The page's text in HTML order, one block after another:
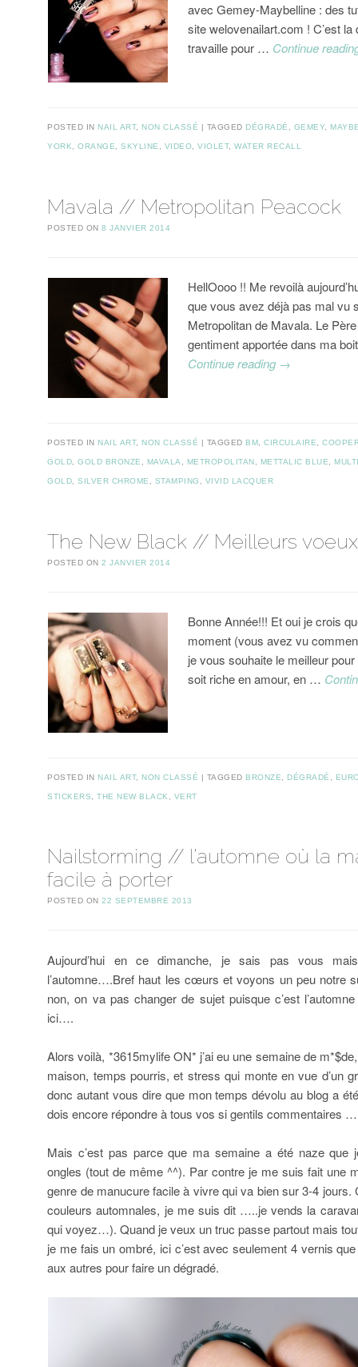
avec Gemey-Maybelline : des
site welovenailart.com ! C’est
travaille pour … Continue
POSTED IN NAIL ART, NON CLASSÉ TAGGED DÉGRADÉ , GEMEY,
YORK,ORANGE,SKYLINE , VIDEO,VIOLET,WATER RECALL
Mavala // Metropolitan Peacock
POSTED ON8 JANVIER 2014
HellOooo !! Me revoilà
que vous avez déjà pas mal vu
Metropolitan de Mavala. Le
gentiment apportée dans ma
Continue reading →
POSTED IN NAIL ART, NON CLASSÉ TAGGED BM ,CIRCULAIRE ,
GOLD ,GOLD BRONZE MAVALA METROPOLITAN METTALIC BLUE
GOLD ,SILVER CHROME STAMPING VIVID LACQUER
The New Black // Meilleurs voeux
POSTED ON2 JANVIER 2014
Bonne Année!!! Et oui je crois
moment (vous avez vu
je vous souhaite le meilleur
soit riche en amour, en …
POSTED IN NAIL ART, NON CLASSÉ TAGGED BRONZE DÉGRADÉ
STICKERS ,THE NEW BLACK VERT
Nailstorming // l’automne où la
facile à porter
POSTED ON22 SEPTEMBRE 2013
Aujourd’hui en ce dimanche, je sais pas vous
l’automne….Bref haut les cœurs et voyons un peu notre
non, on va pas changer de sujet puisque c’est
ici….
Alors voilà, *3615mylife ON* j’ai eu une semaine de
maison, temps pourris, et stress qui monte en vue d’un
donc autant vous dire que mon temps dévolu au blog a
dois encore répondre à tous vos si gentils commentaires
Mais c’est pas parce que ma semaine a été naze
ongles (tout de même ^^). Par contre je me suis fait une
genre de manucure facile à vivre qui va bien sur 3-4 jours.
couleurs automnales, je me suis dit …..je vends la
qui voyez…). Quand je veux un truc passe partout mais
je me fais un ombré, ici c’est avec seulement 4 vernis
aux autres pour faire un dégradé.